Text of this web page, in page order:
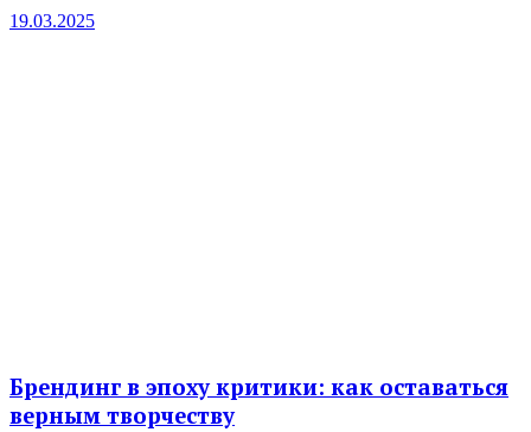
19.03.2025
Брендинг в эпоху критики: как оставаться
верным творчеству